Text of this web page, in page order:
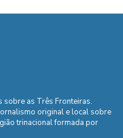
sobre as Três Fronteiras.
original e local sobre
trinacional formada por